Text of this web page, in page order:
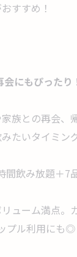
すすめ！
にもぴったり
族との再会、
たいタイミン
間飲み放題＋7
ューム満点。
プル利用にも◎